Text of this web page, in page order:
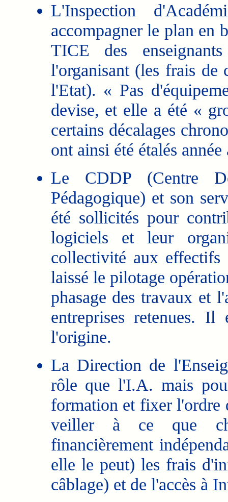
L'Inspection
accompagner le plan en
TICE des
l'organisant (les frais de
l'Etat). « Pas
devise, et elle a été «
certains décalages
ont ainsi été étalés année
Le CDDP (Centre
Pédagogique) et son
été sollicités pour
logiciels et leur
collectivité aux effectifs
laissé le pilotage
phasage des travaux et
entreprises retenues.
l'origine.
La Direction de
rôle que l'I.A. mais
formation et fixer l'ordre
veiller à ce que
financièrement
elle le peut) les frais
câblage) et de l'accès à